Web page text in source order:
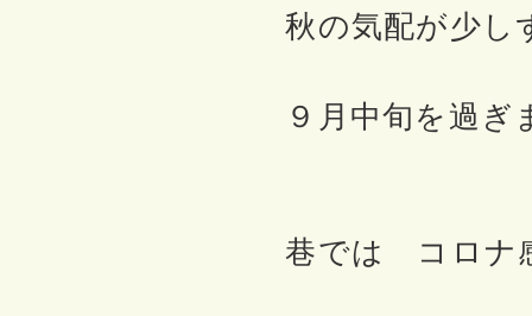
秋の気配が少し
９月中旬を過ぎ
巷では コロナ